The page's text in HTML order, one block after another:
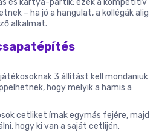
– ha jó a hangulat, a kollégák alig
alkalmat.
3 állítást kell mondaniuk
hogy melyik a hamis a
cetliket írnak egymás fejére, majd
hogy ki van a saját cetlijén.